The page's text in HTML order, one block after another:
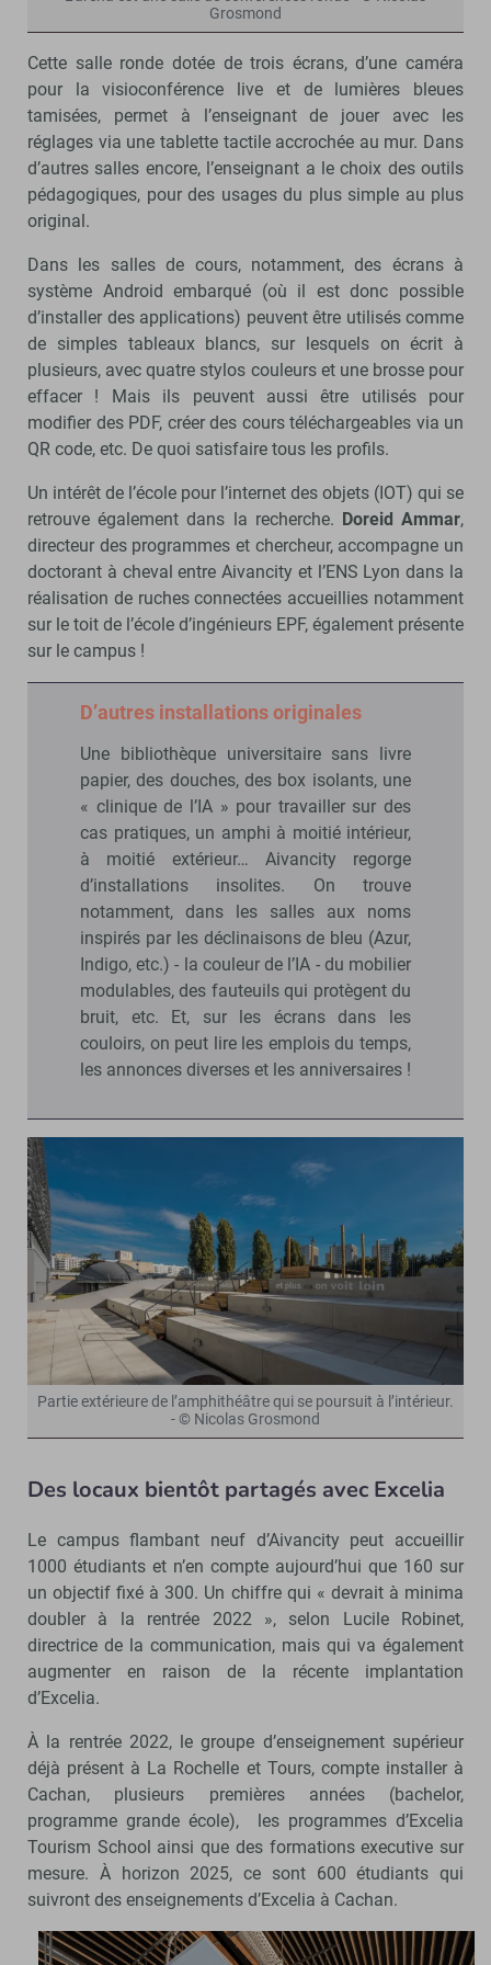
Grosmond
Cette salle ronde dotée de trois écrans, d’une caméra
pour la visioconférence live et de lumières bleues
tamisées, permet à l’enseignant de jouer avec les
réglages via une tablette tactile accrochée au mur. Dans
d’autres salles encore, l’enseignant a le choix des outils
pédagogiques, pour des usages du plus simple au plus
original.
Dans les salles de cours, notamment, des écrans à
système Android embarqué (où il est donc possible
d’installer des applications) peuvent être utilisés comme
de simples tableaux blancs, sur lesquels on écrit à
plusieurs, avec quatre stylos couleurs et une brosse pour
effacer ! Mais ils peuvent aussi être utilisés pour
modifier des PDF, créer des cours téléchargeables via un
QR code, etc. De quoi satisfaire tous les profils.
Un intérêt de l’école pour l’internet des objets (IOT) qui se
retrouve également dans la recherche. Doreid Ammar,
directeur des programmes et chercheur, accompagne un
doctorant à cheval entre Aivancity et l’ENS Lyon dans la
réalisation de ruches connectées accueillies notamment
sur le toit de l’école d’ingénieurs EPF, également présente
sur le campus !
D’autres installations originales
Une bibliothèque universitaire sans livre
papier, des douches, des box isolants, une
« clinique de l’IA » pour travailler sur des
cas pratiques, un amphi à moitié intérieur,
à moitié extérieur… Aivancity regorge
d’installations insolites. On trouve
notamment, dans les salles aux noms
inspirés par les déclinaisons de bleu (Azur,
Indigo, etc.) - la couleur de l’IA - du mobilier
modulables, des fauteuils qui protègent du
bruit, etc. Et, sur les écrans dans les
couloirs, on peut lire les emplois du temps,
les annonces diverses et les anniversaires !
Partie extérieure de l’amphithéâtre qui se poursuit à l’intérieur.
- © Nicolas Grosmond
Des locaux bientôt partagés avec Excelia
Le campus flambant neuf d’Aivancity peut accueillir
1000 étudiants et n’en compte aujourd’hui que 160 sur
un objectif fixé à 300. Un chiffre qui « devrait à minima
doubler à la rentrée 2022 », selon Lucile Robinet,
directrice de la communication, mais qui va également
augmenter en raison de la récente implantation
d’Excelia.
À la rentrée 2022, le groupe d’enseignement supérieur
déjà présent à La Rochelle et Tours, compte installer à
Cachan, plusieurs premières années (bachelor,
programme grande école), les programmes d’Excelia
Tourism School ainsi que des formations executive sur
mesure. À horizon 2025, ce sont 600 étudiants qui
suivront des enseignements d’Excelia à Cachan.